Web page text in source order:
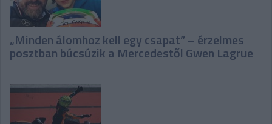
„Minden álomhoz kell egy csapat” – érzelmes
posztban búcsúzik a Mercedestől Gwen Lagrue